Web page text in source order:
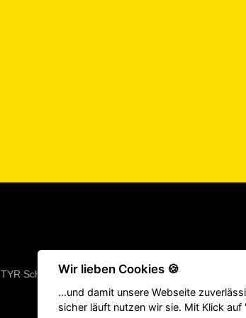
TYR Schuhe |Fitness Geräte|Klimmzugstangen
Springseile |Hyrox Equipment|ATHX
Wir lieben Cookies 🍪
...und damit unsere Webseite
sicher läuft nutzen wir sie. Mit Klick auf